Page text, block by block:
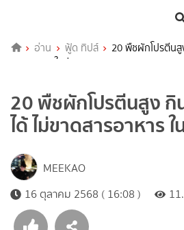
อ่าน ฟู้ด ทิปส์
20 พืชผักโปรตีนสู
สารอาหาร ในช่วงกินเจ
20 พืชผักโปรตีนสูง กิ
ได้ ไม่ขาดสารอาหาร
MEEKAO
16 ตุลาคม 2568 ( 16:08 )